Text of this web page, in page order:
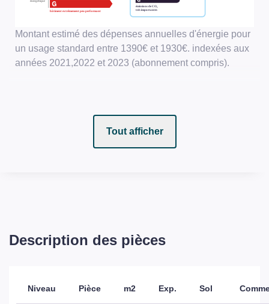
Montant estimé des dépenses annuelles d'énergie pour
un usage standard entre 1390€ et 1930€. indexées aux
années 2021,2022 et 2023 (abonnement compris).
Tout afficher
Description des pièces
Niveau Pièce m2 Exp. Sol